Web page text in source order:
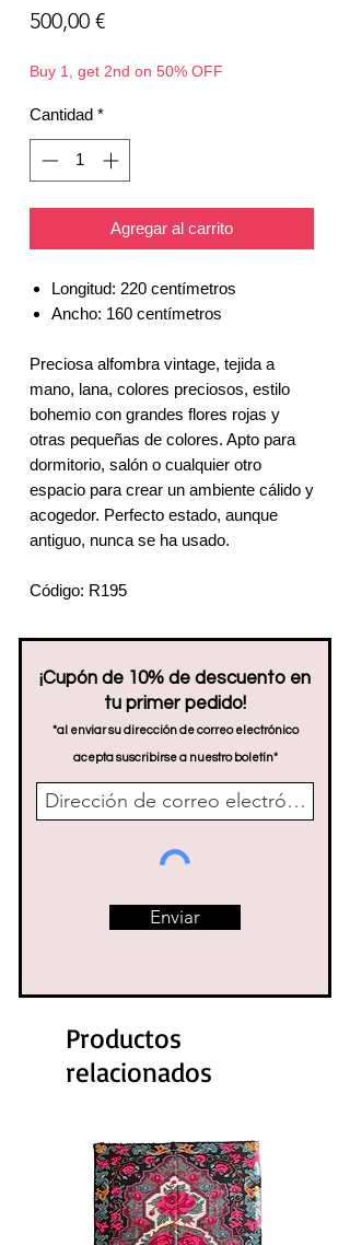
500,00 €Precio
Buy 1, get 2nd on 50% OFF
Cantidad *
Agregar al carrito
Longitud: 220 centímetros
Ancho: 160 centímetros
Preciosa alfombra vintage, tejida a
mano, lana, colores preciosos, estilo
bohemio con grandes flores rojas y
otras pequeñas de colores. Apto para
dormitorio, salón o cualquier otro
espacio para crear un ambiente cálido y
acogedor. Perfecto estado, aunque
antiguo, nunca se ha usado.
Código: R195
¡Cupón de 10% de descuento en
tu primer pedido!
*al enviar su dirección de correo electrónico
acepta suscribirse a nuestro boletín*
Enviar
Productos
relacionados